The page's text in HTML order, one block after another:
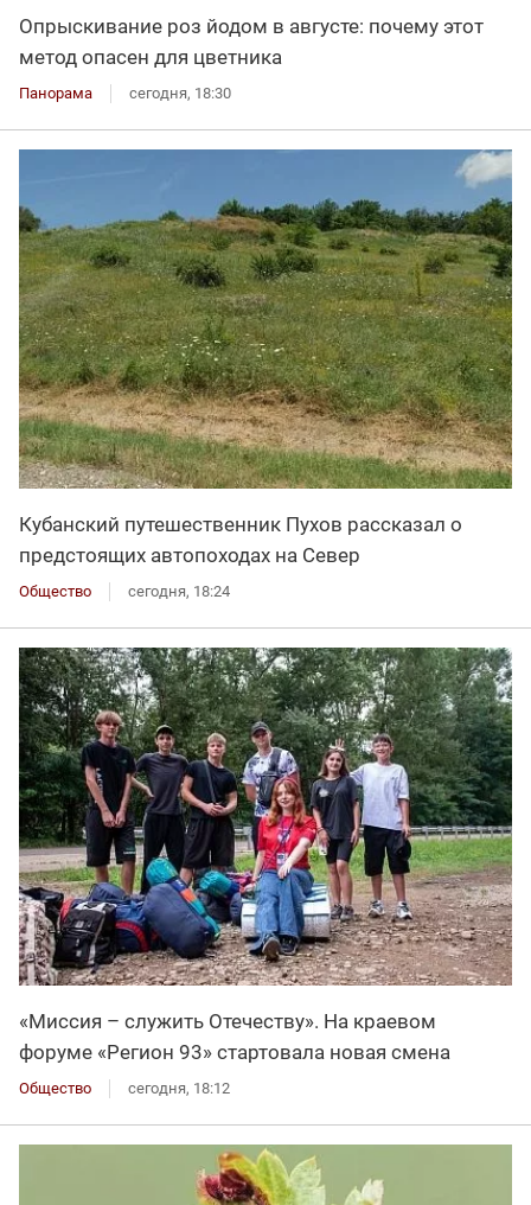
Опрыскивание роз йодом в августе: почему этот
метод опасен для цветника
Панорама сегодня, 18:30
Кубанский путешественник Пухов рассказал о
предстоящих автопоходах на Север
Общество сегодня, 18:24
«Миссия – служить Отечеству». На краевом
форуме «Регион 93» стартовала новая смена
Общество сегодня, 18:12